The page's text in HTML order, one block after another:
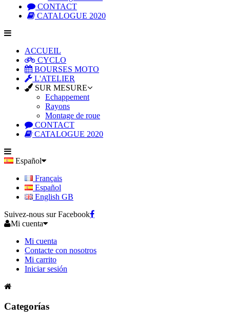
CONTACT
CATALOGUE 2020
ACCUEIL
CYCLO
BOURSES MOTO
L'ATELIER
SUR MESURE
Echappement
Rayons
Montage de roue
CONTACT
CATALOGUE 2020
Español
Français
Español
English GB
Suivez-nous sur Facebook
Mi cuenta
Mi cuenta
Contacte con nosotros
Mi carrito
Iniciar sesión
Categorías